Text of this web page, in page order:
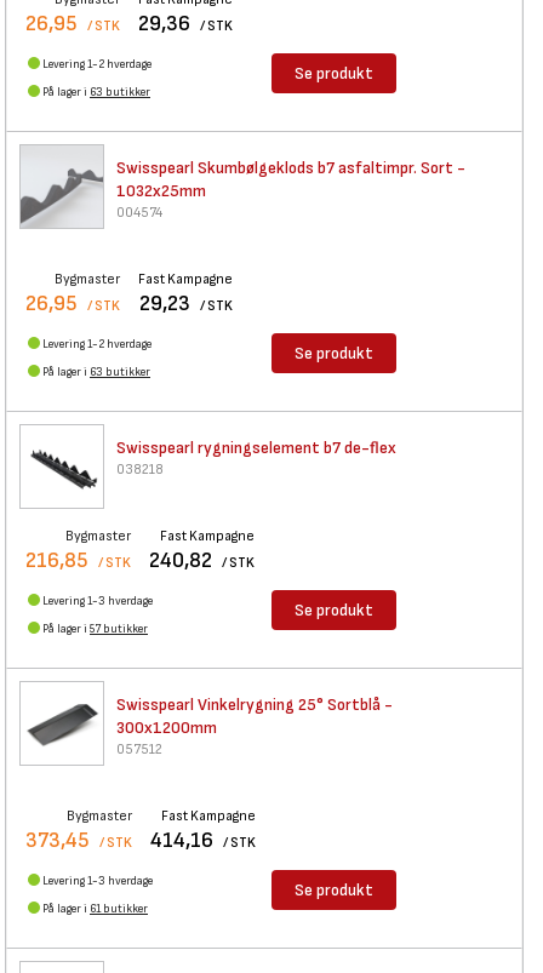
26,95 / STK 29,36 / STK
Levering 1-2 hverdage
På lager i 63 butikker
Se produkt
Swisspearl Skumbølgeklods b7asfaltimpr. Sort -
1032x25mm
004574
Bygmaster
26,95 / STK
Fast Kampagne
29,23 / STK
Levering 1-2 hverdage
På lager i 63 butikker
Se produkt
Swisspearl rygningselement b7de-flex
038218
Bygmaster
216,85 / STK
Fast Kampagne
240,82 / STK
Levering 1-3 hverdage
På lager i 57 butikker
Se produkt
Swisspearl Vinkelrygning 25° Sortblå -
300x1200mm
057512
Bygmaster
373,45 / STK
Fast Kampagne
414,16 / STK
Levering 1-3 hverdage
På lager i 61 butikker
Se produkt